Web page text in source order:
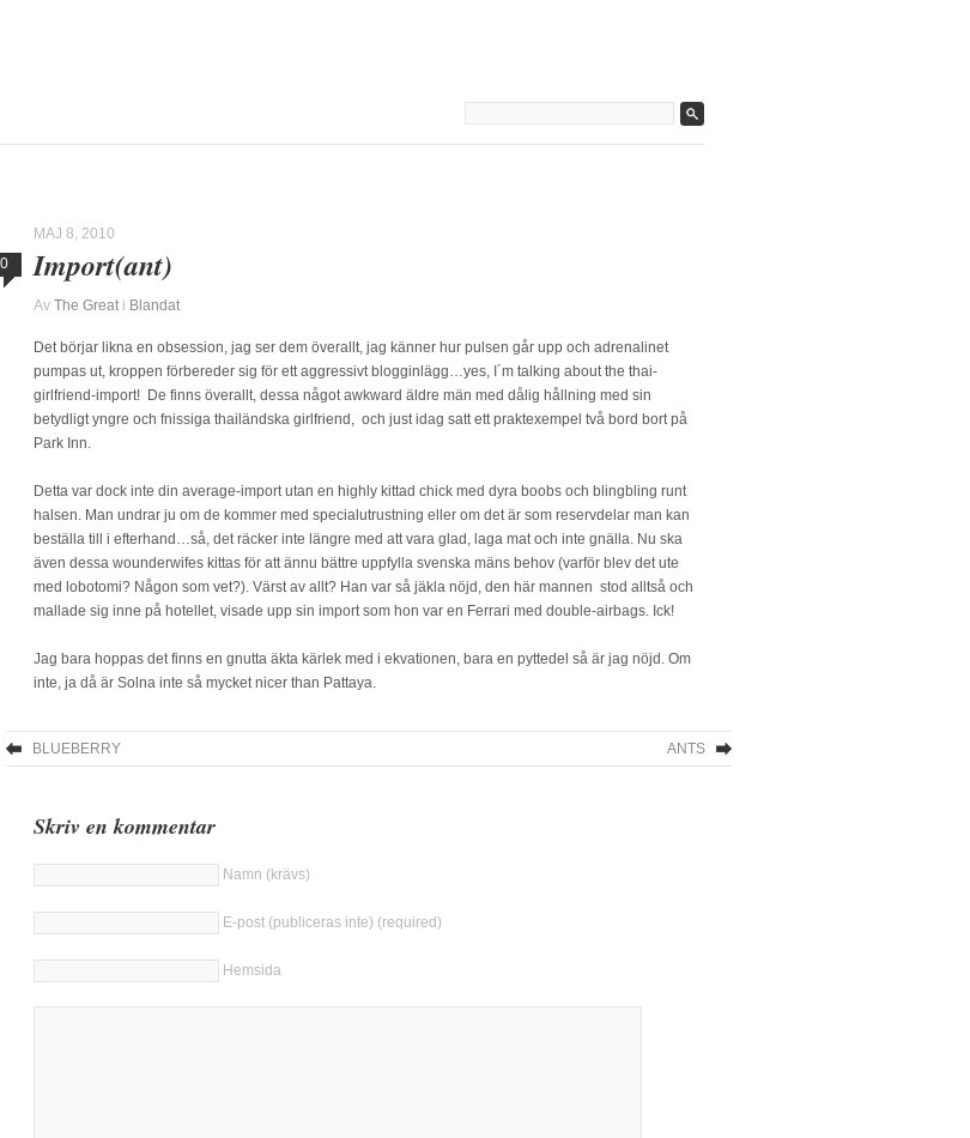
MAJ 8, 2010
0
Import(ant)
Av The Great i Blandat
Det börjar likna en obsession, jag ser dem överallt, jag känner hur pulsen går upp och adrenalinet
pumpas ut, kroppen förbereder sig för ett aggressivt blogginlägg…yes, I´m talking about the thai-
girlfriend-import! De finns överallt, dessa något awkward äldre män med dålig hållning med sin
betydligt yngre och fnissiga thailändska girlfriend, och just idag satt ett praktexempel två bord bort på
Park Inn.
Detta var dock inte din average-import utan en highly kittad chick med dyra boobs och blingbling runt
halsen. Man undrar ju om de kommer med specialutrustning eller om det är som reservdelar man kan
beställa till i efterhand…så, det räcker inte längre med att vara glad, laga mat och inte gnälla. Nu ska
även dessa wounderwifes kittas för att ännu bättre uppfylla svenska mäns behov (varför blev det ute
med lobotomi? Någon som vet?). Värst av allt? Han var så jäkla nöjd, den här mannen stod alltså och
mallade sig inne på hotellet, visade upp sin import som hon var en Ferrari med double-airbags. Ick!
Jag bara hoppas det finns en gnutta äkta kärlek med i ekvationen, bara en pyttedel så är jag nöjd. Om
inte, ja då är Solna inte så mycket nicer than Pattaya.
BLUEBERRY ANTS
Skriv en kommentar
Namn (krävs)
E-post (publiceras inte) (required)
Hemsida